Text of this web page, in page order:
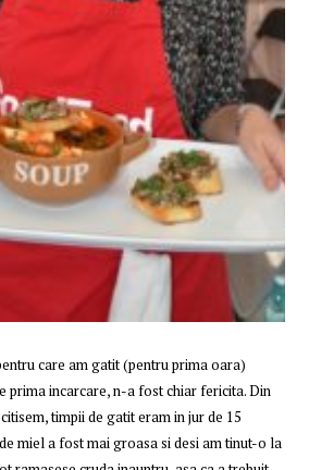
care am gatit (pentru prima oara)
prima incarcare, n-a fost chiar fericita. Din
timpii de gatit eram in jur de 15
miel a fost mai groasa si desi am tinut-o la